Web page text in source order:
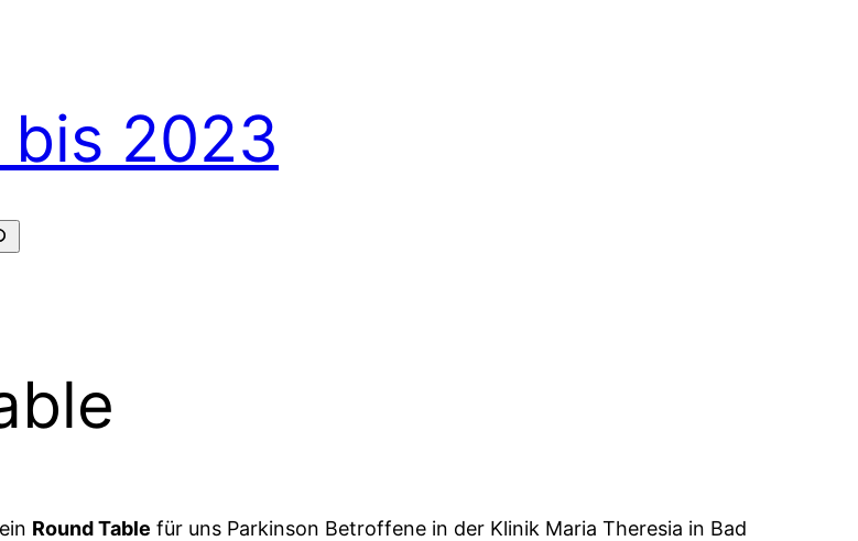
bis 2023
Round Table für uns Parkinson Betroffene in der Klinik Maria Theresia in Bad